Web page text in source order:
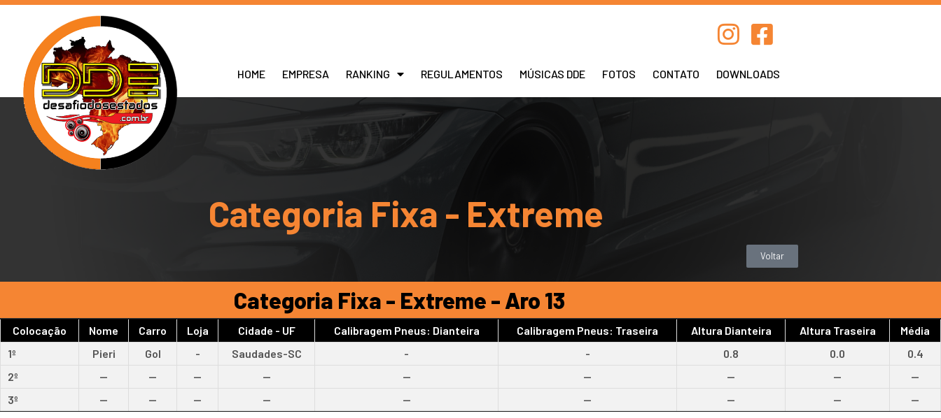
HOME EMPRESA RANKING REGULAMENTOS MÚSICAS DDE FOTOS CONTATO DOWNLOADS
Categoria Fixa - Extreme
Voltar
Categoria Fixa - Extreme - Aro 13
Colocação Nome Carro Loja Cidade - UF Calibragem Pneus: Dianteira Calibragem Pneus: Traseira Altura Dianteira Altura Traseira
Média
1º
Pieri Gol - Saudades-SC - - 0.8 0.0
0.4
2º
-- -- -- -- -- -- -- --
--
3º
-- -- -- -- -- -- -- -- --